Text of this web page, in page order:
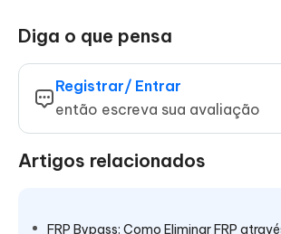
Diga o que pensa
Registrar/ Entrar
então escreva sua avaliação
Artigos relacionados
FRP Bypass: Como Eliminar FRP